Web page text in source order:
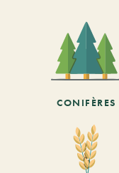
CONIFÈRES